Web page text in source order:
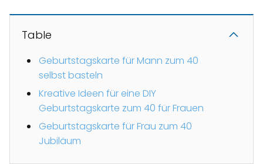
Table
Geburtstagskarte für Mann zum 40
selbst basteln
Kreative Ideen für eine DIY
Geburtstagskarte zum 40 für Frauen
Geburtstagskarte für Frau zum 40
Jubiläum